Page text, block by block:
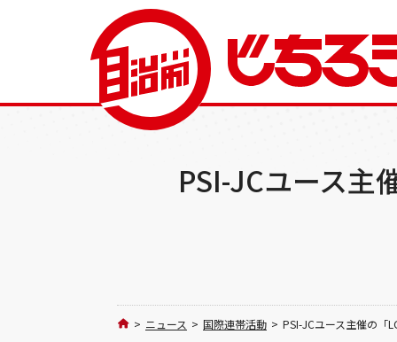
PSI-JCユース主
> ニュース > 国際連帯活動 > PSI-JCユース主催の「